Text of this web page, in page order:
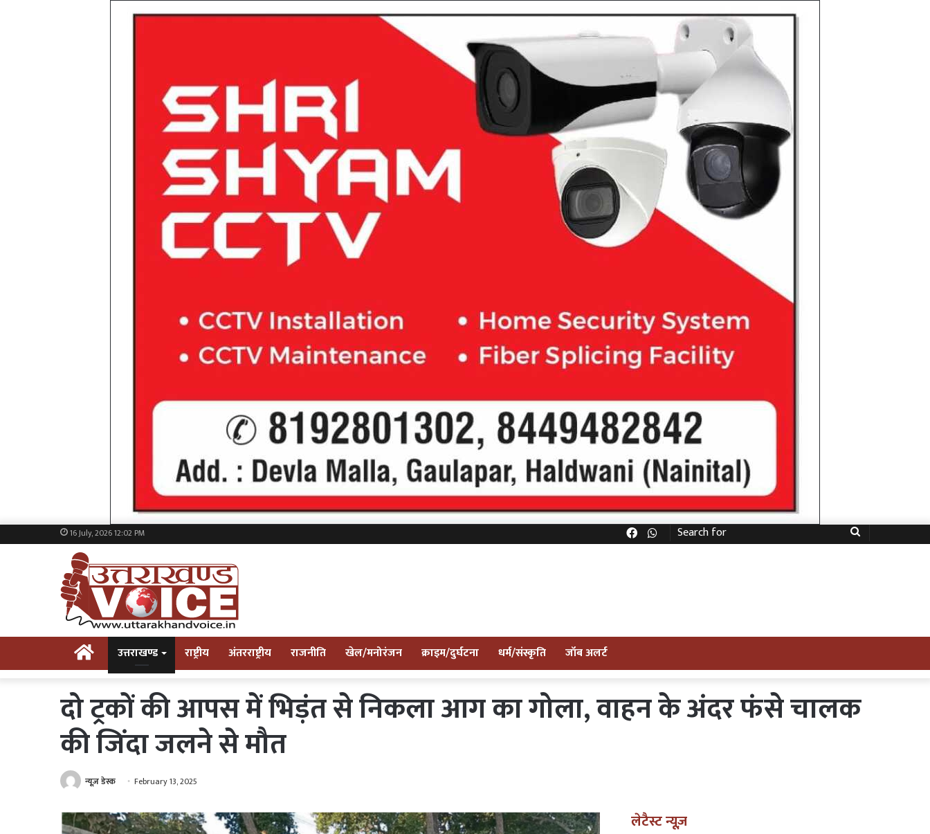
16 July, 2026 12:02 PM
Search
for
WhatsApp
Facebook
Homeउत्तराखण्ड राष्ट्रीय अंतरराष्ट्रीय राजनीति खेल/मनोरंजन क्राइम/दुर्घटना धर्म/संस्कृति जॉब अलर्ट
दो ट्रकों की आपस में भिड़ंत से निकला आग का गोला, वाहन के अंदर फंसे चालक
की जिंदा जलने से मौत
न्यूज़ डेस्क February 13, 2025
लेटैस्ट न्यूज़